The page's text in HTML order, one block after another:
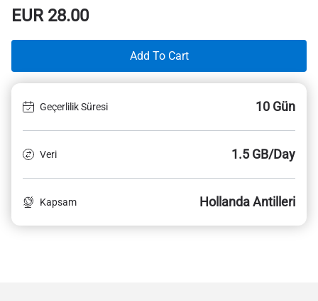
EUR28.00
Add To Cart
Geçerlilik Süresi 10 Gün
Veri 1.5 GB/Day
Kapsam Hollanda Antilleri